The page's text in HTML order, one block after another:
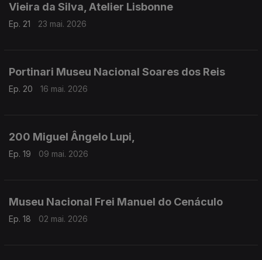
Vieira da Silva, Atelier Lisbonne
Ep. 21 23 mai. 2026
Portinari Museu Nacional Soares dos Reis
Ep. 20 16 mai. 2026
200 Miguel Ângelo Lupi,
Ep. 19 09 mai. 2026
Museu Nacional Frei Manuel do Cenáculo
Ep. 18 02 mai. 2026